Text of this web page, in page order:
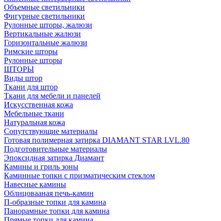
Объемные светильники
Фигурные светильники
Рулонные шторы, жалюзи
Вертикальные жалюзи
Горизонтальные жалюзи
Римские шторы
Рулонные шторы
ШТОРЫ
Виды штор
Ткани для штор
Ткани для мебели и панелей
Искусственная кожа
Мебельные ткани
Натуральная кожа
Сопутствующие материалы
Готовая полимерная затирка DIAMANT STAR LVL.80
Подготовительные материалы
Эпоксидная затирка Диамант
Камины и гриль зоны
Каминные топки с призматическим стеклом
Навесные камины
Облицовааная печь-камин
П-образные топки для камина
Панорамные топки для камина